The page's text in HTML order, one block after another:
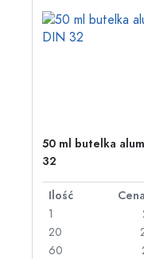
50 ml butelka
32
Ilość
1
20
60